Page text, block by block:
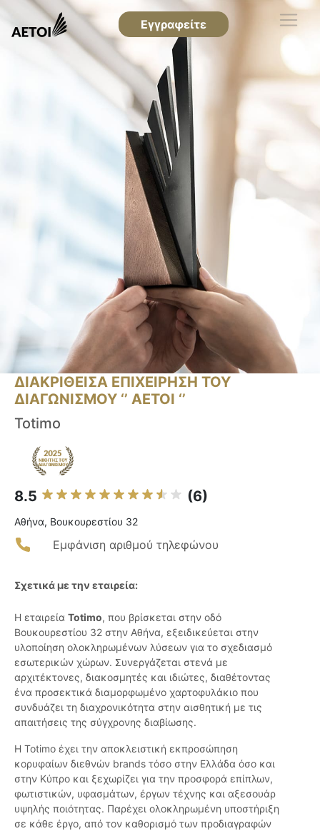
Εγγραφείτε
ΔΙΑΚΡΙΘΕΙΣΑ ΕΠΙΧΕΙΡΗΣΗ ΤΟΥ
ΔΙΑΓΩΝΙΣΜΟΥ ‘’ ΑΕΤΟΙ ‘’
Totimo
8.5 (6)
Αθήνα, Βουκουρεστίου 32
Εμφάνιση αριθμού τηλεφώνου
Σχετικά με την εταιρεία:
Η εταιρεία Totimo, που βρίσκεται στην οδό
Βουκουρεστίου 32 στην Αθήνα, εξειδικεύεται στην
υλοποίηση ολοκληρωμένων λύσεων για το σχεδιασμό
εσωτερικών χώρων. Συνεργάζεται στενά με
αρχιτέκτονες, διακοσμητές και ιδιώτες, διαθέτοντας
ένα προσεκτικά διαμορφωμένο χαρτοφυλάκιο που
συνδυάζει τη διαχρονικότητα στην αισθητική με τις
απαιτήσεις της σύγχρονης διαβίωσης.
Η Totimo έχει την αποκλειστική εκπροσώπηση
κορυφαίων διεθνών brands τόσο στην Ελλάδα όσο και
στην Κύπρο και ξεχωρίζει για την προσφορά επίπλων,
φωτιστικών, υφασμάτων, έργων τέχνης και αξεσουάρ
υψηλής ποιότητας. Παρέχει ολοκληρωμένη υποστήριξη
σε κάθε έργο, από τον καθορισμό των προδιαγραφών